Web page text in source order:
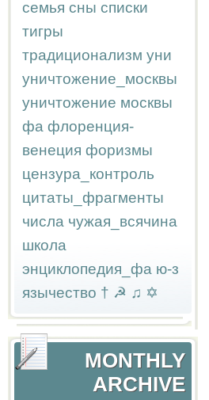
семья сны списки
тигры
традиционализм уни
уничтожение_москвы
уничтожение москвы
фа флоренция-
венеция форизмы
цензура_контроль
цитаты_фрагменты
числа чужая_всячина
школа
энциклопедия_фа ю-з
язычество † ☭ ♫ ✡
MONTHLY
ARCHIVE